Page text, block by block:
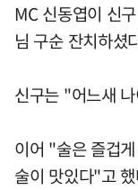
MC 신동엽이 신
님 구순 잔치하셨
신구는 "어느새
이어 "술은 즐겁
술이 맛있다"고